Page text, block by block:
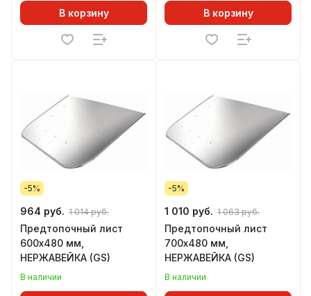
В корзину В корзину
-5%
964 руб. 1 014 руб.
Предтопочный лист
600х480 мм,
НЕРЖАВЕЙКА (GS)
В наличии
-5%
1 010 руб. 1 063 руб.
Предтопочный лист
700х480 мм,
НЕРЖАВЕЙКА (GS)
В наличии